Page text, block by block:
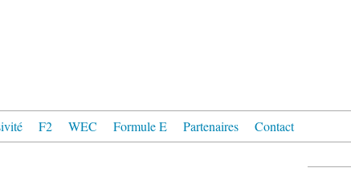
F2 WEC Formule E Partenaires Contact